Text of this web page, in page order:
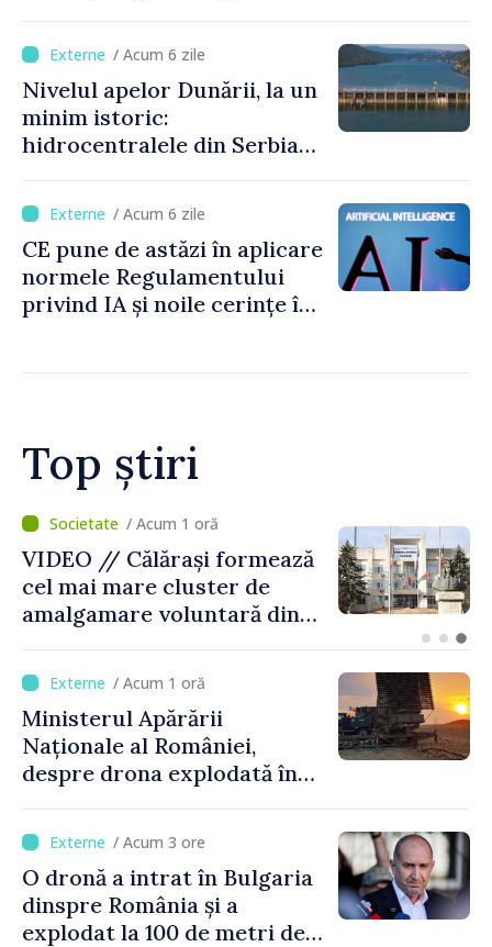
de gimnastică aerobică de la
Oradea
/ Acum 6 zile
Nivelul apelor Dunării, la un
minim istoric:
hidrocentralele din Serbia
capacitate
/ Acum 6 zile
CE pune de astăzi în aplicare
normele Regulamentului
privind IA și noile cerințe în
Top știri
/ Acum 19 minute
BTA: Tendința de scădere a
nivelului Dunării se menține,
iar situația hidrologică
/ Acum 1 oră
Ministerul Apărării
Naționale al României,
despre drona explodată în
nu au detectat niciun
vehicul aerian”
/ Acum 3 ore
O dronă a intrat în Bulgaria
dinspre România și a
explodat la 100 de metri de